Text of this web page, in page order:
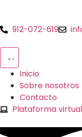
912-072-619
Inicio
Sobre nosotros
Contacto
Plataforma virtual